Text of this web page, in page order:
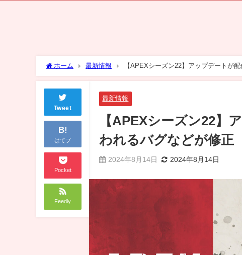
ホーム 最新情報 【APEXシーズン22】アップデートが
Tweet
B!
はてブ
Pocket
Feedly
最新情報
【APEXシーズン22】
われるバグなどが修正
2024年8月14日 2024年8月14日